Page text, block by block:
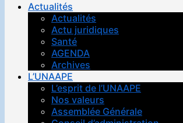
Actualités
Actualités
Actu juridiques
Santé
AGENDA
Archives
L’UNAAPE
L’esprit de l’UNAAPE
Nos valeurs
Assemblée Générale